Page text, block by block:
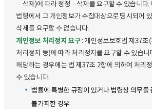
·삭제)에 따라 정정·삭제를 요구할 수 있습니다.
법령에서 그 개인정보가 수집대상으로 명시되어
삭제를 요구할 수 없습니다.
개인정보 처리정지 요구 : 개인정보보호법 제37조
처리정지 등)에 따라 처리정지를 요구할 수 있습니
해당하는 경우에는 법 제37조 2항에 의하여 처리
수 있습니다.
법률에 특별한 규정이 있거나 법령상 의무를
불가피한 경우